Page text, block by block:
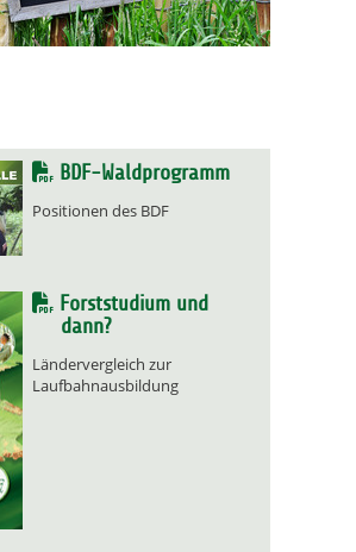
BDF-Waldprogramm
Positionen des BDF
Forststudium und
dann?
Ländervergleich zur
Laufbahnausbildung